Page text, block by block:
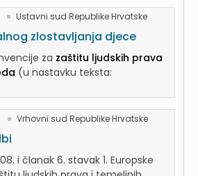
Ustavni sud Republike Hrvatske
zlostavljanja djece
za zaštitu ljudskih prava
(u nastavku teksta:
Vrhovni sud Republike Hrvatske
i članak 6. stavak 1. Europske